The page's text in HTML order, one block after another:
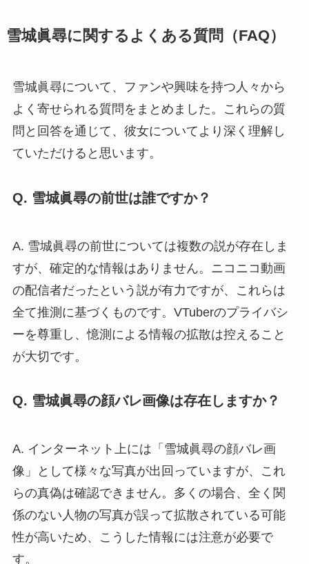
雪城眞尋に関するよくある質問（FAQ）
雪城眞尋について、ファンや興味を持つ人々から
よく寄せられる質問をまとめました。これらの質
問と回答を通じて、彼女についてより深く理解し
ていただけると思います。
Q. 雪城眞尋の前世は誰ですか？
A. 雪城眞尋の前世については複数の説が存在しま
すが、確定的な情報はありません。ニコニコ動画
の配信者だったという説が有力ですが、これらは
全て推測に基づくものです。VTuberのプライバシ
ーを尊重し、憶測による情報の拡散は控えること
が大切です。
Q. 雪城眞尋の顔バレ画像は存在しますか？
A. インターネット上には「雪城眞尋の顔バレ画
像」として様々な写真が出回っていますが、これ
らの真偽は確認できません。多くの場合、全く関
係のない人物の写真が誤って拡散されている可能
性が高いため、こうした情報には注意が必要で
す。